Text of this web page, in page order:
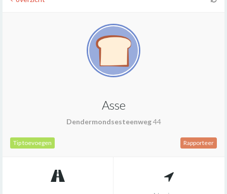
Asse
Dendermondsesteenweg44
Tip toevoegen Rapporteer